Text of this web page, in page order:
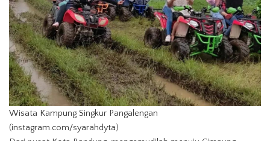
Wisata Kampung Singkur Pangalengan
(instagram.com/syarahdyta)